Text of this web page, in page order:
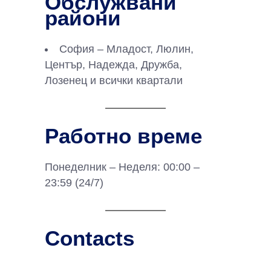
райони
София – Младост, Люлин,
Център, Надежда, Дружба,
Лозенец и всички квартали
Работно време
Понеделник – Неделя: 00:00 –
23:59 (24/7)
Contacts